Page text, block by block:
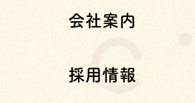
会社案内
採用情報